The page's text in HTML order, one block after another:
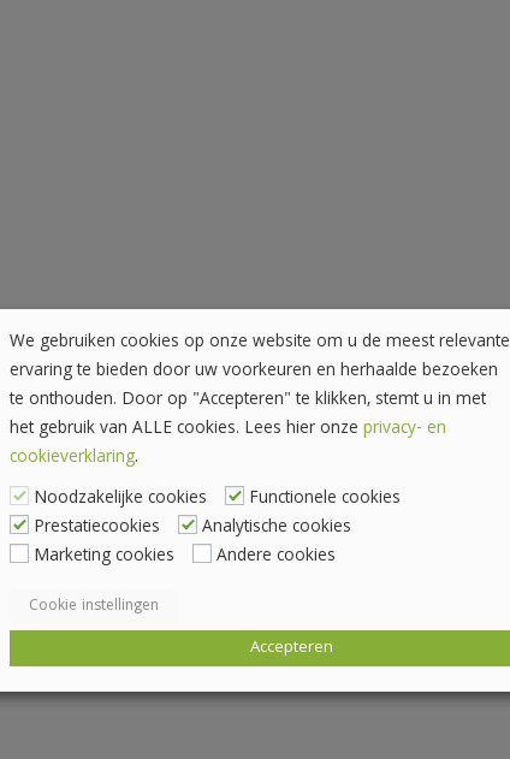
We gebruiken cookies op onze website om u de meest relevante
ervaring te bieden door uw voorkeuren en herhaalde bezoeken
te onthouden. Door op "Accepteren" te klikken, stemt u in met
het gebruik van ALLE cookies. Lees hier onze privacy- en
cookieverklaring.
Noodzakelijke cookies
Functionele cookies
Prestatiecookies
Analytische cookies
Marketing cookies
Andere cookies
Cookie instellingen
Accepteren